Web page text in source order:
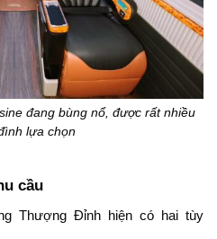
đang bùng nổ, được rất nhiều
lựa chọn
cầu
Thượng Đỉnh hiện có hai tùy